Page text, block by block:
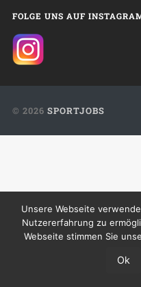
FOLGE UNS AUF
© 2026 SPORTJOBS
Unsere Webseite
Nutzererfahrung zu
Webseite stimmen Sie
Ok